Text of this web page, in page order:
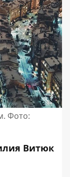
Фото:
Витюк